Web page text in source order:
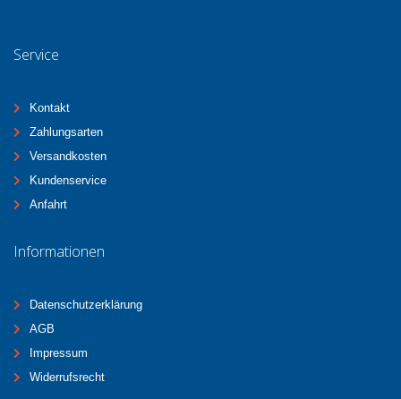
Service
Kontakt
Zahlungsarten
Versandkosten
Kundenservice
Anfahrt
Informationen
Datenschutzerklärung
AGB
Impressum
Widerrufsrecht